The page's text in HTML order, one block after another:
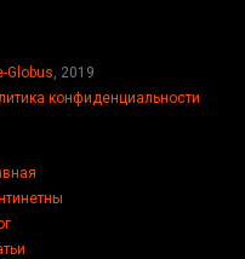
Globus , 2019
конфиденциальности